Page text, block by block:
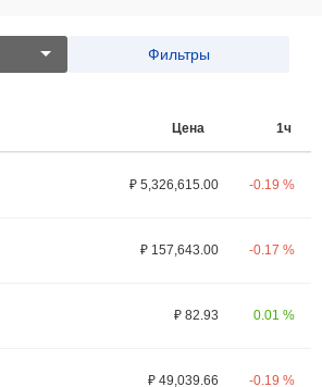
Фильтры
Цена 1ч
₽ 5,326,615.00 -0.19 %
₽ 157,643.00 -0.17 %
₽ 82.93 0.01 %
₽ 49,039.66 -0.19 %